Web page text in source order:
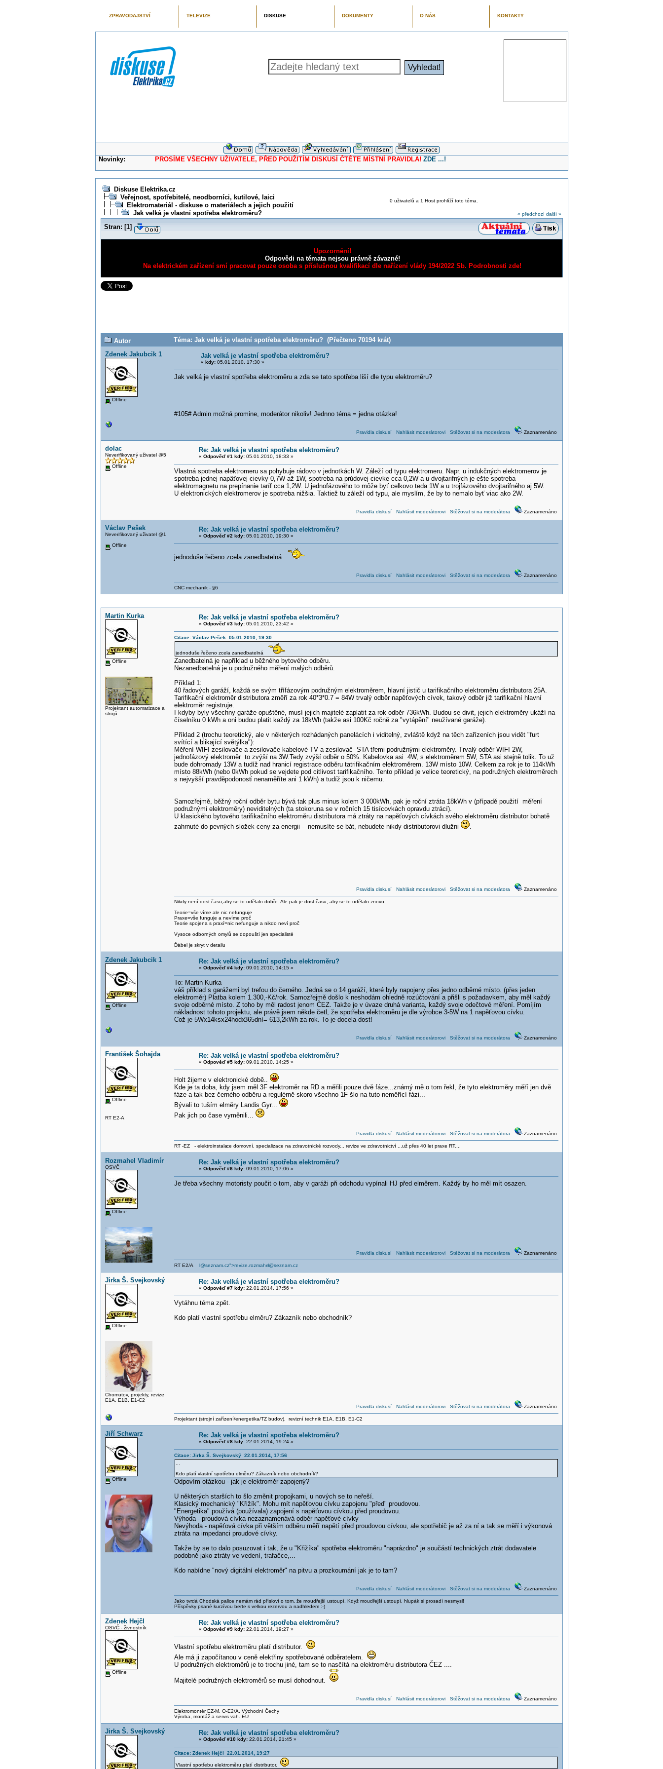
ZPRAVODAJSTVÍ TELEVIZE DISKUSE DOKUMENTY O NÁS KONTAKTY
Novinky: PROSÍME VŠECHNY UŽIVATELE, PŘED POUŽITÍM DISKUSÍ ČTĚTE MÍSTNÍ PRAVIDLA! ZDE ...!
Diskuse Elektrika.cz
Veřejnost, spotřebitelé, neodborníci, kutilové, laici
Elektromateriál - diskuse o materiálech a jejich použití
Jak velká je vlastní spotřeba elektroměru?
0 uživatelů a 1 Host prohlíží toto téma.
« předchozí další »
Stran: [1]
Upozornění!
Odpovědi na témata nejsou právně závazné!
Na elektrickém zařízení smí pracovat pouze osoba s příslušnou kvalifikací dle nařízení vlády 194/2022 Sb. Podrobnosti zde!
Autor
Téma: Jak velká je vlastní spotřeba elektroměru? (Přečteno 70194 krát)
Zdenek Jakubcik 1
Offline
Jak velká je vlastní spotřeba elektroměru?
« kdy:05.01.2010, 17:30 »
Jak velká je vlastní spotřeba elektroměru a zda se tato spotřeba liší dle typu elektroměru?
#105# Admin možná promine, moderátor nikoliv! Jednno téma = jedna otázka!
Pravidla diskusí Nahlásit moderátorovi Stěžovat si na moderátora Zaznamenáno
dolac
Neverifikovaný uživatel @5
Offline
Re: Jak velká je vlastní spotřeba elektroměru?
« Odpověď #1 kdy:05.01.2010, 18:33 »
Vlastná spotreba elektromeru sa pohybuje rádovo v jednotkách W. Záleží od typu elektromeru. Napr. u indukčných elektromerov je
spotreba jednej napäťovej cievky 0,7W až 1W, spotreba na prúdovej cievke cca 0,2W a u dvojtarifných je ešte spotreba
elektromagnetu na prepínanie taríf cca 1,2W. U jednofázového to môže byť celkovo teda 1W a u trojfázového dvojtarifného aj 5W.
U elektronických elektromerov je spotreba nižšia. Taktiež tu záleží od typu, ale myslím, že by to nemalo byť viac ako 2W.
Pravidla diskusí Nahlásit moderátorovi Stěžovat si na moderátora Zaznamenáno
Václav Pešek
Neverifikovaný uživatel @1
Offline
Re: Jak velká je vlastní spotřeba elektroměru?
« Odpověď #2 kdy:05.01.2010, 19:30 »
jednoduše řečeno zcela zanedbatelná
Pravidla diskusí Nahlásit moderátorovi Stěžovat si na moderátora Zaznamenáno
CNC mechanik - §6
Martin Kurka
Offline
Projektant automatizace a
strojů
Re: Jak velká je vlastní spotřeba elektroměru?
« Odpověď #3 kdy:05.01.2010, 23:42 »
Citace: Václav Pešek 05.01.2010, 19:30
jednoduše řečeno zcela zanedbatelná
Zanedbatelná je například u běžného bytového odběru.
Nezanedbatelná je u podružného měření malých odběrů.
Příklad 1:
40 řadových garáží, každá se svým třífázovým podružným elektroměrem, hlavní jistič u tarifikačního elektroměru distributora 25A.
Tarifikační elektroměr distributora změří za rok 40*3*0.7 = 84W trvalý odběr napěťových cívek, takový odběr již tarifikační hlavní
elektroměr registruje.
I kdyby byly všechny garáže opuštěné, musí jejich majitelé zaplatit za rok odběr 736kWh. Budou se divit, jejich elektroměry ukáží na
číselníku 0 kWh a oni budou platit každý za 18kWh (takže asi 100Kč ročně za "vytápění" neužívané garáže).
Příklad 2 (trochu teoretický, ale v některých rozhádaných panelácích i viditelný, zvláště když na těch zařízeních jsou vidět "furt
svítící a blikající světýlka"):
Měření WIFI zesilovače a zesilovače kabelové TV a zesilovač STA třemi podružnými elektroměry. Trvalý odběr WIFI 2W,
jednofázový elektroměr to zvýší na 3W.Tedy zvýší odběr o 50%. Kabelovka asi 4W, s elektroměrem 5W, STA asi stejně tolik. To už
bude dohromady 13W a tudíž nad hranicí registrace odběru tatrifikačním elektroměrem. 13W místo 10W. Celkem za rok je to 114kWh
místo 88kWh (nebo 0kWh pokud se vejdete pod citlivost tarifikačního. Tento příklad je velice teoretický, na podružných elektroměrech
s nejvyšší pravděpodoností nenaměříte ani 1 kWh) a tudíž jsou k ničemu.
Samozřejmě, běžný roční odběr bytu bývá tak plus minus kolem 3 000kWh, pak je roční ztráta 18kWh v (případě použití měření
podružnými elektroměry) neviditelných (ta stokoruna se v ročních 15 tisícovkách opravdu ztrácí).
U klasického bytového tarifikačního elektroměru distributora má ztráty na napěťových cívkách svého elektroměru distributor bohatě
zahrnuté do pevných složek ceny za energii - nemusíte se bát, nebudete nikdy distributorovi dlužni
.
Pravidla diskusí Nahlásit moderátorovi Stěžovat si na moderátora Zaznamenáno
Nikdy není dost času,aby se to udělalo dobře. Ale pak je dost času, aby se to udělalo znovu
Teorie=vše víme ale nic nefunguje
Praxe=vše funguje a nevíme proč
Teorie spojena s praxí=nic nefunguje a nikdo neví proč
Vysoce odborných omylů se dopouští jen specialisté
Ďábel je skryt v detailu
Zdenek Jakubcik 1
Offline
Re: Jak velká je vlastní spotřeba elektroměru?
« Odpověď #4 kdy:09.01.2010, 14:15 »
To: Martin Kurka
váš příklad s garážemi byl trefou do černého. Jedná se o 14 garáží, které byly napojeny přes jedno odběrné místo. (přes jeden
elektroměr) Platba kolem 1.300,-Kč/rok. Samozřejmě došlo k neshodám ohledně rozúčtování a přišli s požadavkem, aby měl každý
svoje odběrné místo. Z toho by měl radost jenom ČEZ. Takže je v úvaze druhá varianta, každý svoje odečtové měření. Pomíjím
nákladnost tohoto projektu, ale právě jsem někde četl, že spotřeba elektroměru je dle výrobce 3-5W na 1 napěťovou cívku.
Což je 5Wx14ksx24hodx365dní= 613,2kWh za rok. To je docela dost!
Pravidla diskusí Nahlásit moderátorovi Stěžovat si na moderátora Zaznamenáno
František Šohajda
Offline
RT E2-A
Re: Jak velká je vlastní spotřeba elektroměru?
« Odpověď #5 kdy:09.01.2010, 14:25 »
Holt žijeme v elektronické době..
Kde je ta doba, kdy jsem měl 3F elektroměr na RD a měřili pouze dvě fáze...známý mě o tom řekl, že tyto elektroměry měří jen dvě
fáze a tak bez černého odběru a regulérně skoro všechno 1F šlo na tuto neměřící fázi...
Bývali to tuším elměry Landis Gyr...
Pak jich po čase vyměnili...
Pravidla diskusí Nahlásit moderátorovi Stěžovat si na moderátora Zaznamenáno
RT -EZ - elektroinstalace domovní, specializace na zdravotnické rozvody... revize ve zdravotnictví ...už přes 40 let praxe RT....
Rozmahel Vladimír
OSVČ
Offline
Re: Jak velká je vlastní spotřeba elektroměru?
« Odpověď #6 kdy:09.01.2010, 17:06 »
Je třeba všechny motoristy poučit o tom, aby v garáži při odchodu vypínali HJ před elměrem. Každý by ho měl mít osazen.
Pravidla diskusí Nahlásit moderátorovi Stěžovat si na moderátora Zaznamenáno
RT E2/A l@seznam.cz">revize.rozmahel@seznam.cz
Jirka Š. Svejkovský
Offline
Chomutov, projekty, revize
E1A, E1B, E1-C2
Re: Jak velká je vlastní spotřeba elektroměru?
« Odpověď #7 kdy:22.01.2014, 17:56 »
Vytáhnu téma zpět.
Kdo platí vlastní spotřebu elměru? Zákazník nebo obchodník?
Pravidla diskusí Nahlásit moderátorovi Stěžovat si na moderátora Zaznamenáno
Projektant (strojní zařízení/energetika/TZ budov), revizní technik E1A, E1B, E1-C2
Jiří Schwarz
Offline
Re: Jak velká je vlastní spotřeba elektroměru?
« Odpověď #8 kdy:22.01.2014, 19:24 »
Citace: Jirka Š. Svejkovský 22.01.2014, 17:56
Kdo platí vlastní spotřebu elměru? Zákazník nebo obchodník?
Odpovím otázkou - jak je elektroměr zapojený?
U některých starších to šlo změnit propojkami, u nových se to neřeší.
Klasický mechanický "Křižík". Mohu mít napěťovou cívku zapojenu "před" proudovou.
"Energetika" používá (používala) zapojení s napěťovou cívkou před proudovou.
Výhoda - proudová cívka nezaznamenává odběr napěťové cívky
Nevýhoda - napěťová cívka při větším odběru měří napětí před proudovou cívkou, ale spotřebič je až za ní a tak se měří i výkonová
ztráta na impedanci proudové cívky.
Takže by se to dalo posuzovat i tak, že u "Křižíka" spotřeba elektroměru "naprázdno" je součástí technických ztrát dodavatele
podobně jako ztráty ve vedení, trafačce,...
Kdo nabídne "nový digitální elektroměr" na pitvu a prozkoumání jak je to tam?
Pravidla diskusí Nahlásit moderátorovi Stěžovat si na moderátora Zaznamenáno
Jako tvrdá Chodská palice nemám rád přísloví o tom, že moudřejší ustoupí. Když moudřejší ustoupí, hlupák si prosadí nesmysl!
Příspěvky psané kurzívou berte s velkou rezervou a nadhledem :-)
Zdenek Hejčl
OSVČ - živnostník
Offline
Re: Jak velká je vlastní spotřeba elektroměru?
« Odpověď #9 kdy:22.01.2014, 19:27 »
Vlastní spotřebu elektroměru platí distributor.
Ale má ji započítanou v ceně elektřiny spotřebované odběratelem.
U podružných elektroměrů je to trochu jiné, tam se to nasčítá na elektroměru distributora ČEZ ....
Majitelé podružných elektroměrů se musí dohodnout.
Pravidla diskusí Nahlásit moderátorovi Stěžovat si na moderátora Zaznamenáno
Elektromontér EZ-M, O-E2/A. Východní Čechy
Výroba, montáž a servis vah. EU
Jirka Š. Svejkovský Re: Jak velká je vlastní spotřeba elektroměru?
« Odpověď #10 kdy:22.01.2014, 21:45 »
Citace: Zdenek Hejčl 22.01.2014, 19:27
Vlastní spotřebu elektroměru platí distributor.